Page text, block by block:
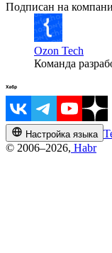
Подписан на
Ozon Tech
Команда
Настройка языка
© 2006–2026, Habr